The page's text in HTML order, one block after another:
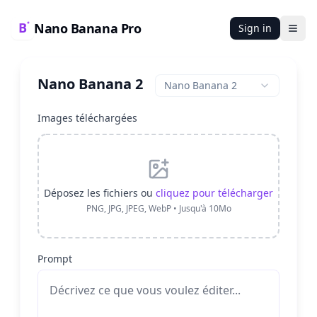
Nano Banana Pro Sign in
Nano Banana 2 Nano Banana 2
Images téléchargées
Déposez les fichiers ou cliquez pour télécharger
PNG, JPG, JPEG, WebP • Jusqu'à 10Mo
Prompt